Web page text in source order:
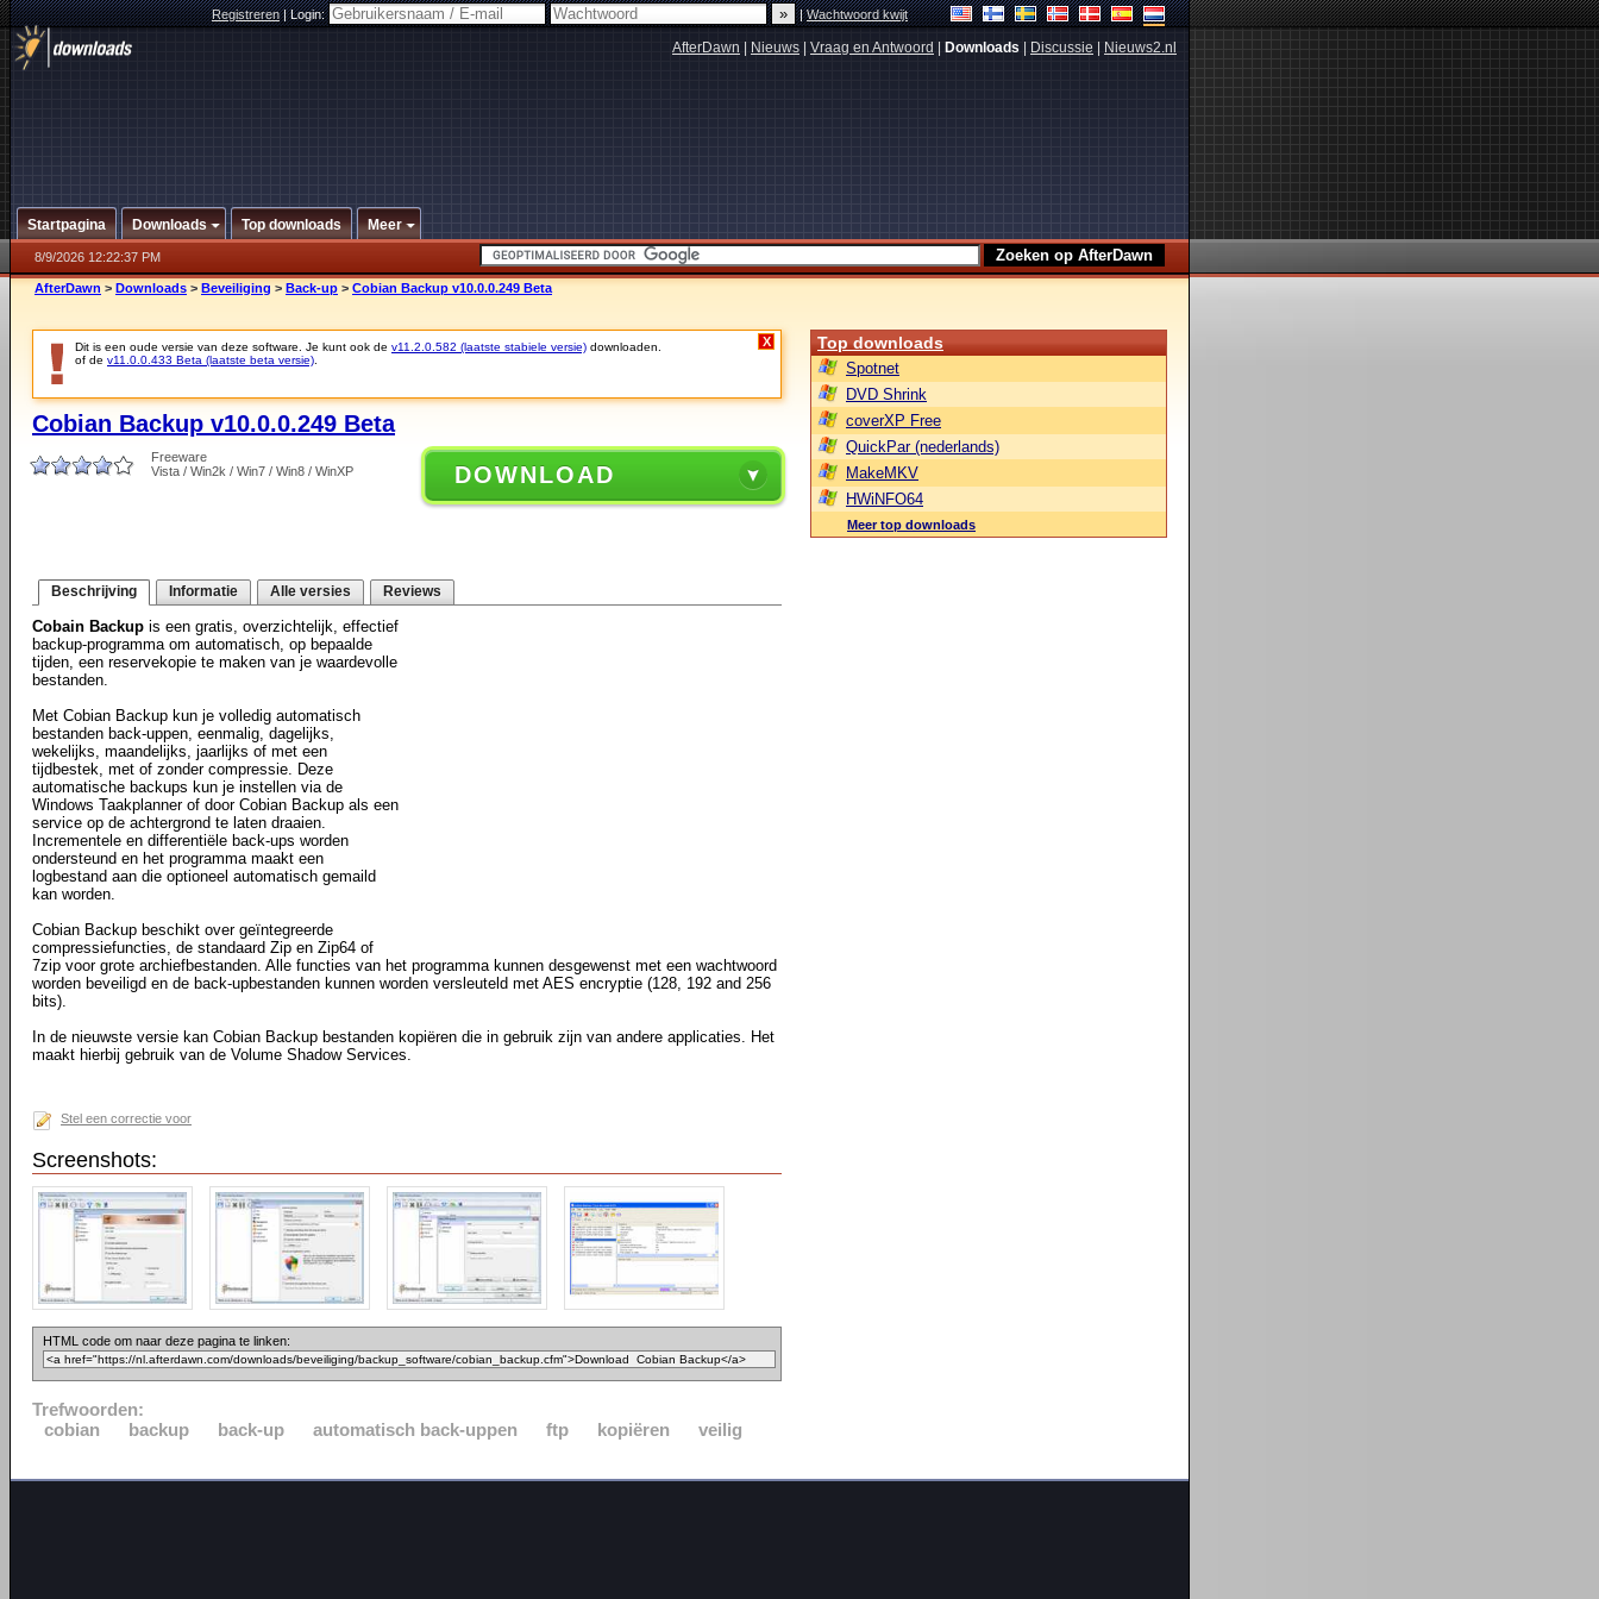
Registreren|Login: |Wachtwoord kwijt
AfterDawn Nieuws Vraag en Antwoord Downloads Discussie Nieuws2.nl
Startpagina Downloads Top downloads Meer
8/9/2026 12:22:37 PM
AfterDawn > Downloads > Beveiliging > Back-up > Cobian Backup v10.0.0.249 Beta
Dit is een oude versie van deze software. Je kunt ook de v11.2.0.582 (laatste stabiele versie) downloaden.
of de v11.0.0.433 Beta (laatste beta versie)
X
Cobian Backup v10.0.0.249 Beta
Freeware
Vista / Win2k / Win7 / Win8 / WinXP
DOWNLOAD
Beschrijving Informatie Alle versies Reviews
Cobain Backup is een gratis, overzichtelijk, effectief
backup-programma om automatisch, op bepaalde
tijden, een reservekopie te maken van je waardevolle
bestanden.
Met Cobian Backup kun je volledig automatisch
bestanden back-uppen, eenmalig, dagelijks,
wekelijks, maandelijks, jaarlijks of met een
tijdbestek, met of zonder compressie. Deze
automatische backups kun je instellen via de
Windows Taakplanner of door Cobian Backup als een
service op de achtergrond te laten draaien.
Incrementele en differentiële back-ups worden
ondersteund en het programma maakt een
logbestand aan die optioneel automatisch gemaild
kan worden.
Cobian Backup beschikt over geïntegreerde
compressiefuncties, de standaard Zip en Zip64 of
7zip voor grote archiefbestanden. Alle functies van het programma kunnen desgewenst met een wachtwoord
worden beveiligd en de back-upbestanden kunnen worden versleuteld met AES encryptie (128, 192 and 256
bits).
In de nieuwste versie kan Cobian Backup bestanden kopiëren die in gebruik zijn van andere applicaties. Het
maakt hierbij gebruik van de Volume Shadow Services.
Stel een correctie voor
Screenshots:
HTML code om naar deze pagina te linken:
Trefwoorden:
cobian
backup back-up automatisch back-uppen ftp kopiëren veilig
Top downloads
Spotnet
DVD Shrink
coverXP Free
QuickPar (nederlands)
MakeMKV
HWiNFO64
Meer top downloads